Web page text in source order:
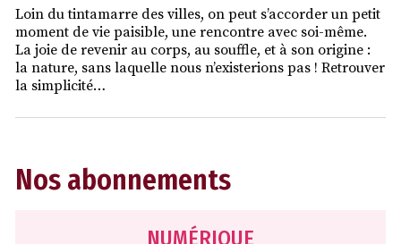
Loin du tintamarre des villes, on peut s’accorder un petit
moment de vie paisible, une rencontre avec soi-même.
La joie de revenir au corps, au souffle, et à son origine :
la nature, sans laquelle nous n’existerions pas ! Retrouver
la simplicité…
Nos abonnements